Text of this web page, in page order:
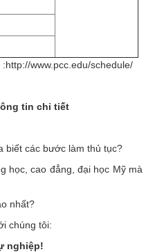
www.pcc.edu/schedule/
tin chi tiết
biết các bước làm thủ tục?
học, cao đẳng, đại học Mỹ mà
nhất?
chúng tôi:
nghiệp!